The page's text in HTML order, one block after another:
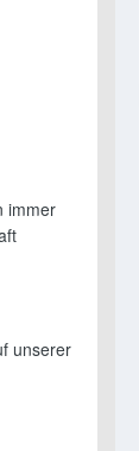
immer
unserer